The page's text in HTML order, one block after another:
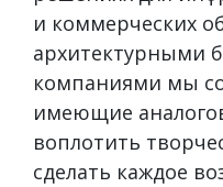
и коммерческих
архитектурными
компаниями мы
имеющие
воплотить
сделать каждое